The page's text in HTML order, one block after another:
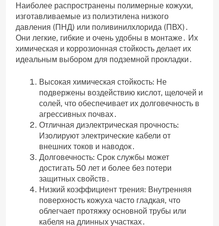
Наиболее распространены полимерные кожухи,
изготавливаемые из полиэтилена низкого
давления (ПНД) или поливинилхлорида (ПВХ)․
Они легкие, гибкие и очень удобны в монтаже․ Их
химическая и коррозионная стойкость делает их
идеальным выбором для подземной прокладки․
Высокая химическая стойкость: Не
подвержены воздействию кислот, щелочей и
солей, что обеспечивает их долговечность в
агрессивных почвах․
Отличная диэлектрическая прочность:
Изолируют электрические кабели от
внешних токов и наводок․
Долговечность: Срок службы может
достигать 50 лет и более без потери
защитных свойств․
Низкий коэффициент трения: Внутренняя
поверхность кожуха часто гладкая, что
облегчает протяжку основной трубы или
кабеля на длинных участках․